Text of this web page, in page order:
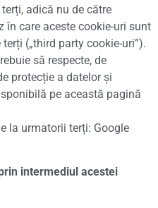
adică nu de către
în care aceste cookie-uri sunt
(„third party cookie-uri”).
să respecte, de
protecție a datelor și
pe această pagină
la urmatorii terți: Google
intermediul acestei